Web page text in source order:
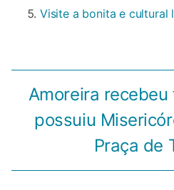
Visite a bonita e cultural
Amoreira recebeu
possuiu
Praça de